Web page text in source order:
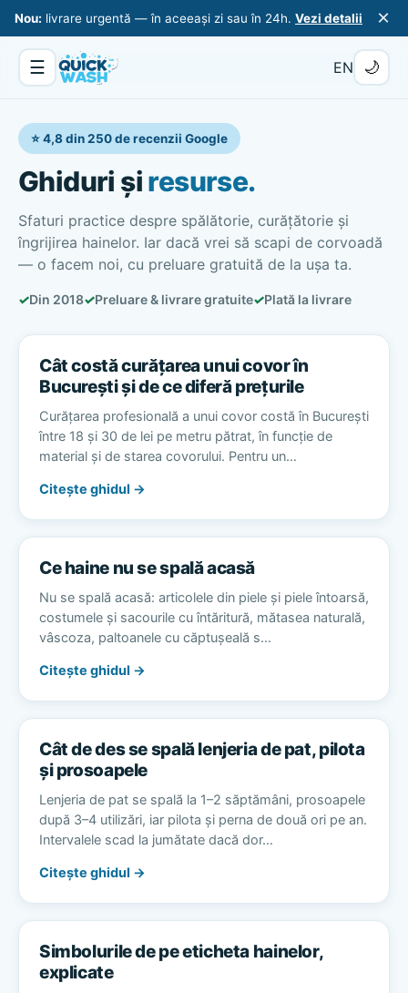
Nou: livrare urgentă — în aceeași zi sau în 24h. Vezi detalii ×
☰ EN 🌙
⭐ 4,8 din 250 de recenzii Google
Ghiduri șiresurse.
Sfaturi practice despre spălătorie, curățătorie și
îngrijirea hainelor. Iar dacă vrei să scapi de corvoadă
— o facem noi, cu preluare gratuită de la ușa ta.
✓Din 2018✓Preluare & livrare gratuite✓Plată la livrare
Cât costă curățarea unui covor în
București și de ce diferă prețurile
Curățarea profesională a unui covor costă în București
între 18 și 30 de lei pe metru pătrat, în funcție de
material și de starea covorului. Pentru un…
Citește ghidul →
Ce haine nu se spală acasă
Nu se spală acasă: articolele din piele și piele întoarsă,
costumele și sacourile cu întăritură, mătasea naturală,
vâscoza, paltoanele cu căptușeală s…
Citește ghidul →
Cât de des se spală lenjeria de pat, pilota
și prosoapele
Lenjeria de pat se spală la 1–2 săptămâni, prosoapele
după 3–4 utilizări, iar pilota și perna de două ori pe an.
Intervalele scad la jumătate dacă dor…
Citește ghidul →
Simbolurile de pe eticheta hainelor,
explicate